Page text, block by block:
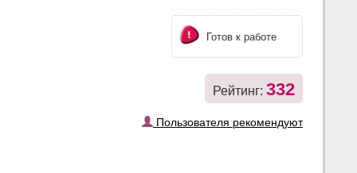
Готов к работе
Рейтинг: 332
Пользователя рекомендуют